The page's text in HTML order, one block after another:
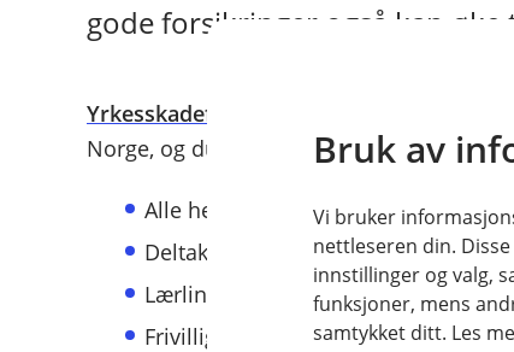
gode forsikringer også kan
Yrkesskadeforsikring
Norge, og du må forsikre:
Alle heltids- og deltidsansatte -
Deltakere på arbeidstiltak
Lærlinger og skoleelever som er
Frivillige og andre som jobber
Bruk av
Vi bruker
nettleseren din.
innstillinger og valg,
funksjoner, mens
samtykket ditt. Les